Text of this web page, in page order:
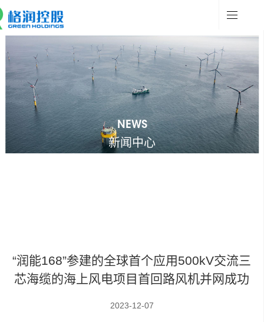
NEWS
新闻中心
“润能168”参建的全球首个应用500kV交流三
芯海缆的海上风电项目首回路风机并网成功
2023-12-07